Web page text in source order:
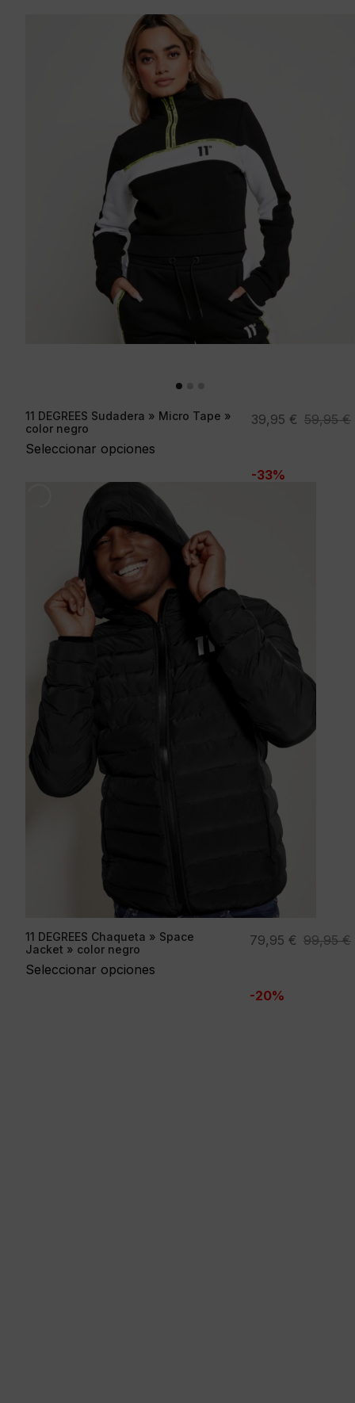
11 DEGREES Sudadera » Micro Tape »
color negro
Seleccionar opciones
59,95€
El
era:
39,95 €
El
es:
-33%
11 DEGREES Chaqueta » Space
Jacket » color negro
Seleccionar opciones
99,95€
El
era:
79,95 €
El
es:
-20%